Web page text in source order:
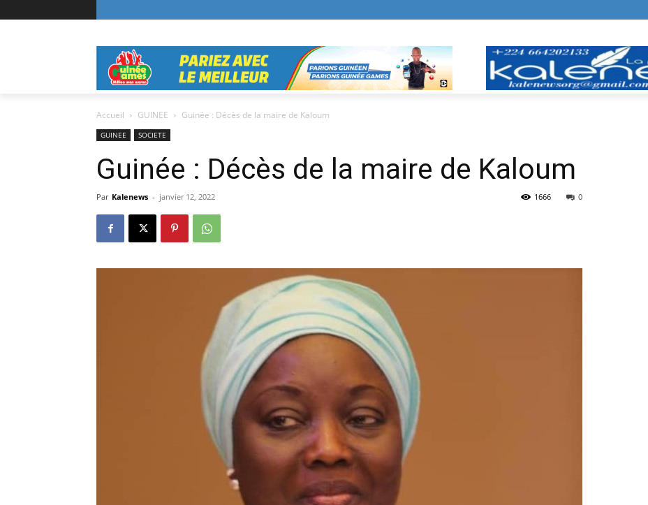
Accueil GUINEE Guinée : Décès de la maire de Kaloum
GUINEE SOCIETE
Guinée : Décès de la maire de Kaloum
Par Kalenews - janvier 12, 2022 0
1666